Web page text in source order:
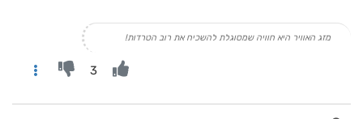
מזג האוויר היא חוויה שמסוגלת להשכיח את רוב הטרדות!
3